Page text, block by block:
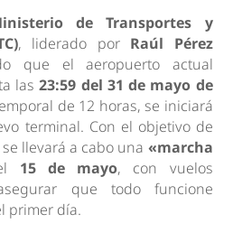
de Transportes y
, liderado por Raúl Pérez
que el aeropuerto actual
las23:59 del 31 de mayo de
de 12 horas, se iniciará
terminal. Con el objetivo de
llevará a cabo una «marcha
15 de mayo, con vuelos
que todo funcione
primer día.